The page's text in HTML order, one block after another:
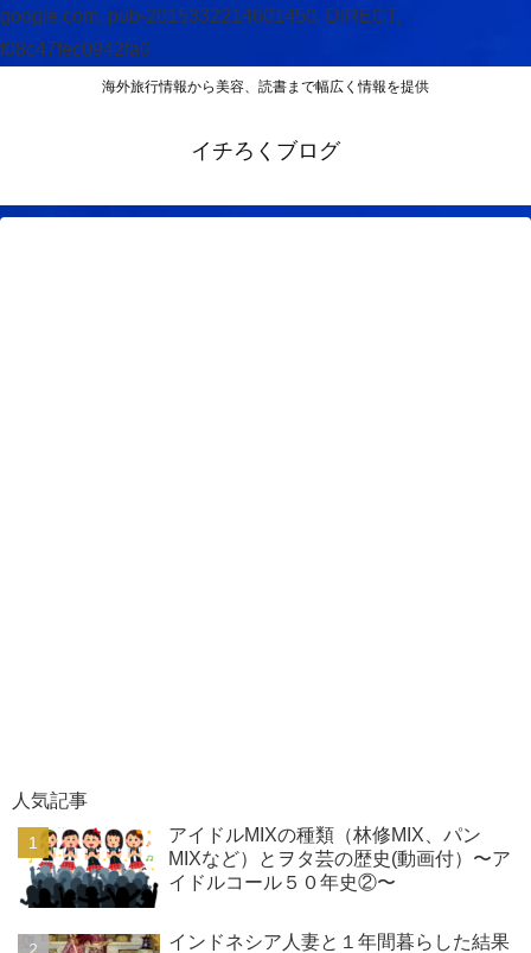
google.com, pub-2015332214601450, DIRECT,
f08c47fec0942fa0
海外旅行情報から美容、読書まで幅広く情報を提供
イチろくブログ
人気記事
アイドルMIXの種類（林修MIX、パン
MIXなど）とヲタ芸の歴史(動画付）〜ア
イドルコール５０年史②〜
インドネシア人妻と１年間暮らした結果